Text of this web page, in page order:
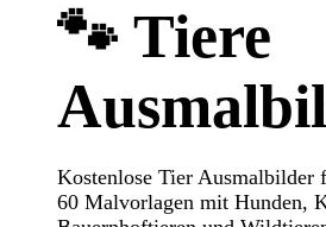
🐾 Tiere
Kostenlose Tier Ausmalbilder
60 Malvorlagen mit Hunden,